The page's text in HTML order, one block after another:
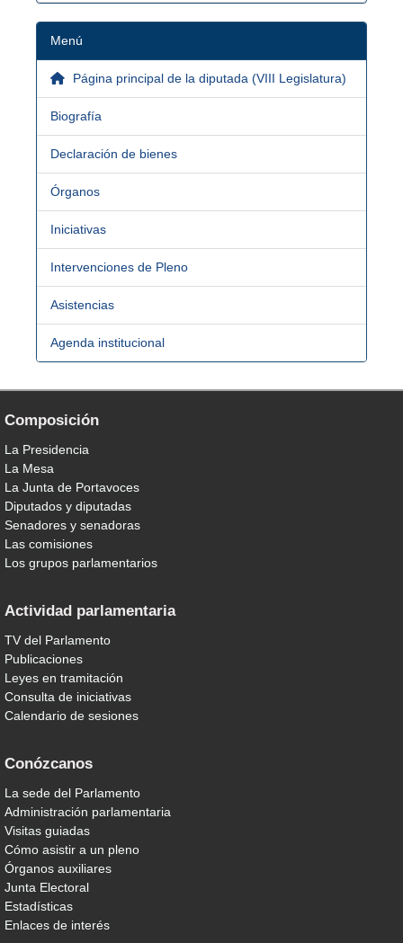
Menú
Página principal de la diputada (VIII Legislatura)
Biografía
Declaración de bienes
Órganos
Iniciativas
Intervenciones de Pleno
Asistencias
Agenda institucional
Composición
La Presidencia
La Mesa
La Junta de Portavoces
Diputados y diputadas
Senadores y senadoras
Las comisiones
Los grupos parlamentarios
Actividad parlamentaria
TV del Parlamento
Publicaciones
Leyes en tramitación
Consulta de iniciativas
Calendario de sesiones
Conózcanos
La sede del Parlamento
Administración parlamentaria
Visitas guiadas
Cómo asistir a un pleno
Órganos auxiliares
Junta Electoral
Estadísticas
Enlaces de interés